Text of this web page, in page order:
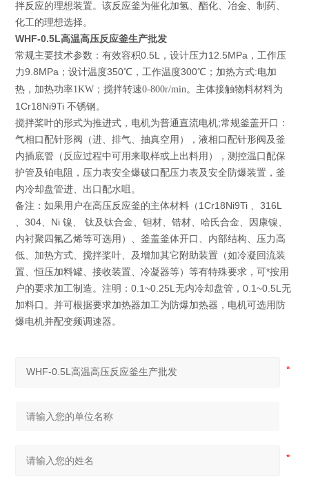
拌反应的理想装置。该反应釜为催化加氢、酯化、冶金、制药、
化工的理想选择。
WHF-0.5L高温高压反应釜生产批发
常规主要技术参数：有效容积0.5L，设计压力12.5MPa，工作压
力9.8MPa；设计温度350℃，工作温度300℃；加热方式:电加
热，加热功率1KW；搅拌转速0-800r/min。 主体接触物料材料为
1Cr18Ni9Ti 不锈钢。
搅拌桨叶的形式为推进式，电机为普通直流电机;常规釜盖开口：
气相口配针形阀（进、排气、抽真空用），液相口配针形阀及釜
内插底管（反应过程中可用来取样或上出料用），测控温口配保
护管及铂电阻，压力表安全爆破口配压力表及安全防爆装置，釜
内冷却盘管进、出口配水咀。
备注：如果用户在高压反应釜的主体材料（1Cr18Ni9Ti 、316L
、304、Ni 镍、 钛及钛合金、钽材、锆材、哈氏合金、因康镍、
内衬聚四氟乙烯等可选用）、釜盖釜体开口、内部结构、压力高
低、加热方式、搅拌桨叶、及增加其它附助装置（如冷凝回流装
置、恒压加料罐、接收装置、冷凝器等）等有特殊要求，可*按用
户的要求加工制造。注明：0.1~0.25L无内冷却盘管，0.1~0.5L无
加料口。并可根据要求加热器加工为防爆加热器，电机可选用防
爆电机并配变频调速器。